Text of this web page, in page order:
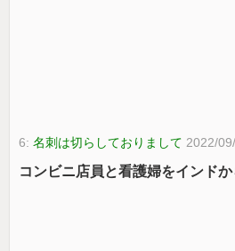
6:名刺は切らしておりまして 2022/
コンビニ店員と看護婦をインド